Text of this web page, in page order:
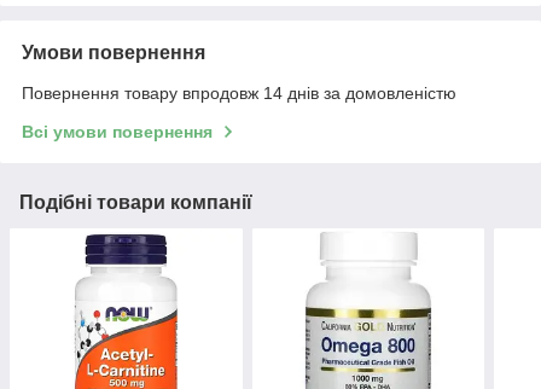
Умови повернення
Повернення товару впродовж 14 днів за домовленістю
Всі умови повернення
Подібні товари компанії